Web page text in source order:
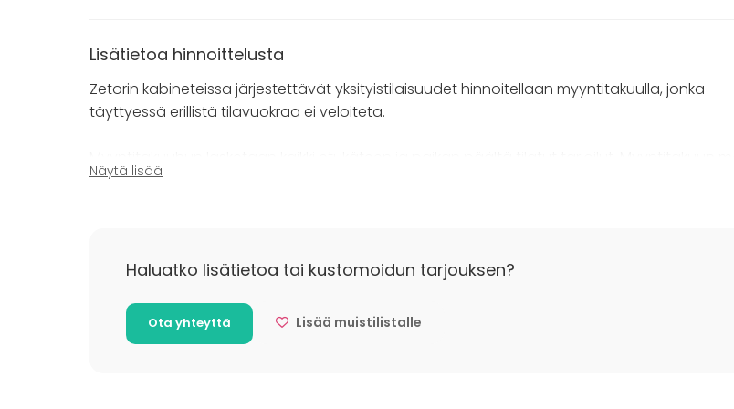
Lisätietoa hinnoittelusta
Zetorin kabineteissa järjestettävät yksityistilaisuudet hinnoitellaan myyntitakuulla, jonka
täyttyessä erillistä tilavuokraa ei veloiteta.
vaihtelee mm. tilaisuuden ajankohdan, henkilömäärän sekä valitun tapahtumatilan mukaan.
- Perjantaisin & lauantaisin: 2 500€
RYHMÄMENUT (yli 4hlö):
Näytä lisää
Haluatko lisätietoa tai kustomoidun tarjouksen?
Ota yhteyttä Lisää muistilistalle